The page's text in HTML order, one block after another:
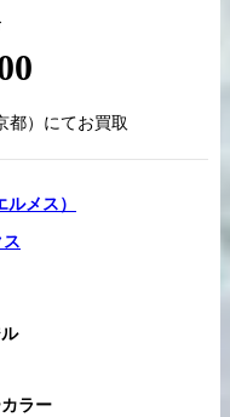
都）にてお買取
ルメス ）
ラー